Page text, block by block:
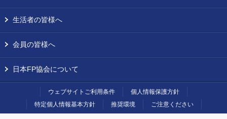
生活者の皆様へ
会員の皆様へ
日本FP協会について
ウェブサイトご利用条件
個人情報保護方針
特定個人情報基本方針
推奨環境 ご注意ください